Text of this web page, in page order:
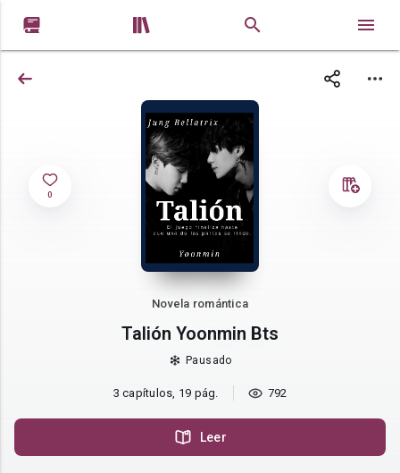
 
0
Novela romántica
Talión Yoonmin Bts
Pausado
3 capítulos, 19 pág. 792
Leer